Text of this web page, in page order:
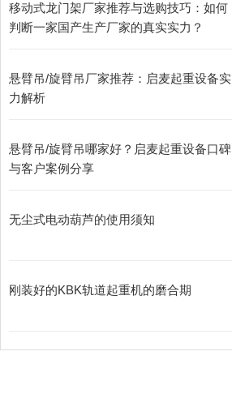
移动式龙门架厂家推荐与选购技巧：如何
判断一家国产生产厂家的真实实力？
悬臂吊/旋臂吊厂家推荐：启麦起重设备实
力解析
悬臂吊/旋臂吊哪家好？启麦起重设备口碑
与客户案例分享
无尘式电动葫芦的使用须知
刚装好的KBK轨道起重机的磨合期